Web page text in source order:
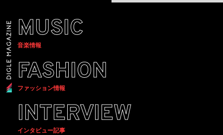
MUSIC
音楽情報
FASHION
ファッション情報
INTERVIEW
インタビュー記事